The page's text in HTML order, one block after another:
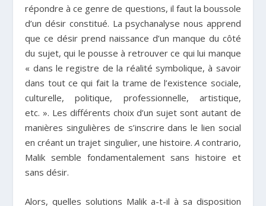
répondre à ce genre de questions, il faut la boussole
d’un désir constitué. La psychanalyse nous apprend
que ce désir prend naissance d’un manque du côté
du sujet, qui le pousse à retrouver ce qui lui manque
« dans le registre de la réalité symbolique, à savoir
dans tout ce qui fait la trame de l’existence sociale,
culturelle, politique, professionnelle, artistique,
etc. ». Les différents choix d’un sujet sont autant de
manières singulières de s’inscrire dans le lien social
en créant un trajet singulier, une histoire. A contrario,
Malik semble fondamentalement sans histoire et
sans désir.
Alors, quelles solutions Malik a-t-il à sa disposition